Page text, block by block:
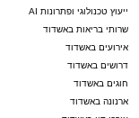
ייעוץ טכנולוגי ופתרונות AI
שרותי בריאות באשדוד
אירועים באשדוד
דרושים באשדוד
חוגים באשדוד
ארנונה באשדוד